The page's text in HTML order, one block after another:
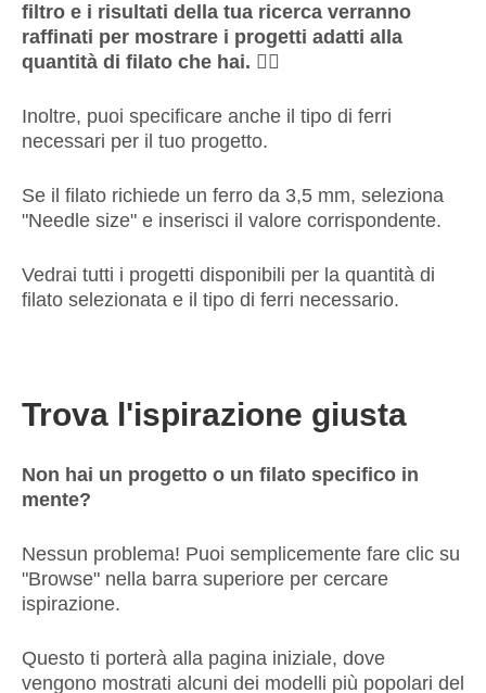
filtro e i risultati della tua ricerca verranno
raffinati per mostrare i progetti adatti alla
quantità di filato che hai. 😶‍🌫️
Inoltre, puoi specificare anche il tipo di ferri
necessari per il tuo progetto.
Se il filato richiede un ferro da 3,5 mm, seleziona
"Needle size" e inserisci il valore corrispondente.
Vedrai tutti i progetti disponibili per la quantità di
filato selezionata e il tipo di ferri necessario.
Trova l'ispirazione giusta
Non hai un progetto o un filato specifico in
mente?
Nessun problema! Puoi semplicemente fare clic su
"Browse" nella barra superiore per cercare
ispirazione.
Questo ti porterà alla pagina iniziale, dove
vengono mostrati alcuni dei modelli più popolari del